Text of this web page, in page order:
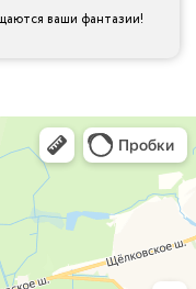
ваши фантазии!